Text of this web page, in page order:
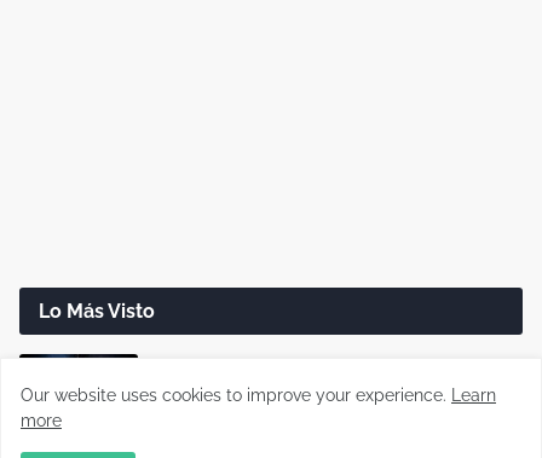
Lo Más Visto
para carga rápida
Our website uses cookies to improve your experience.
Learn
more